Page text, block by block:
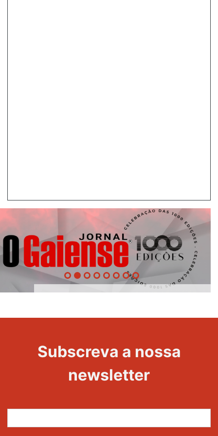
Evento
Subscreva a nossa
newsletter